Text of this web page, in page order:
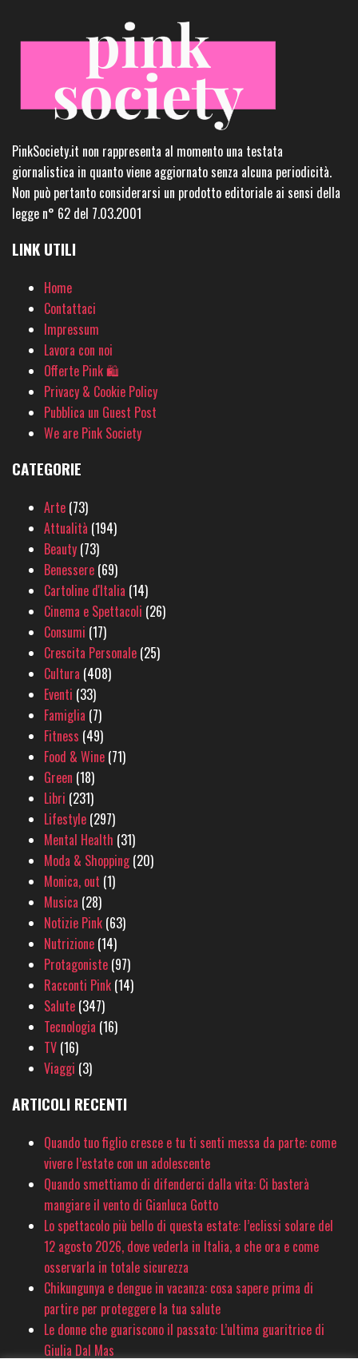
PinkSociety.it non rappresenta al momento una testata
giornalistica in quanto viene aggiornato senza alcuna periodicità.
Non può pertanto considerarsi un prodotto editoriale ai sensi della
legge n° 62 del 7.03.2001
LINK UTILI
Home
Contattaci
Impressum
Lavora con noi
Offerte Pink 🛍
Privacy & Cookie Policy
Pubblica un Guest Post
We are Pink Society
CATEGORIE
Arte (73)
Attualità (194)
Beauty (73)
Benessere (69)
Cartoline d'Italia (14)
Cinema e Spettacoli (26)
Consumi (17)
Crescita Personale (25)
Cultura (408)
Eventi (33)
Famiglia (7)
Fitness (49)
Food & Wine (71)
Green (18)
Libri (231)
Lifestyle (297)
Mental Health (31)
Moda & Shopping(20)
Monica, out (1)
Musica (28)
Notizie Pink (63)
Nutrizione (14)
Protagoniste (97)
Racconti Pink (14)
Salute (347)
Tecnologia (16)
TV (16)
Viaggi (3)
ARTICOLI RECENTI
Quando tuo figlio cresce e tu ti senti messa da parte: come
vivere l’estate con un adolescente
Quando smettiamo di difenderci dalla vita: Ci basterà
mangiare il vento di Gianluca Gotto
Lo spettacolo più bello di questa estate: l’eclissi solare del
12 agosto 2026, dove vederla in Italia, a che ora e come
osservarla in totale sicurezza
Chikungunya e dengue in vacanza: cosa sapere prima di
partire per proteggere la tua salute
Le donne che guariscono il passato: L’ultima guaritrice di
Giulia Dal Mas